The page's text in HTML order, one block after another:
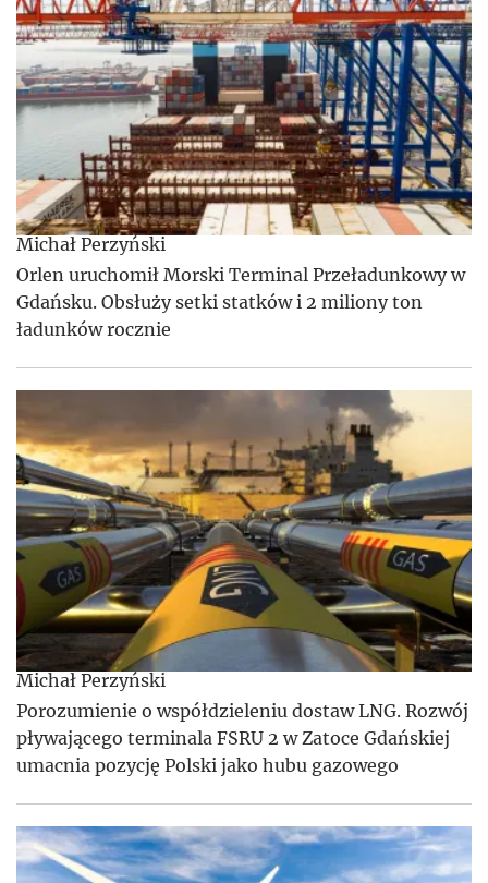
Michał Perzyński
Orlen uruchomił Morski Terminal Przeładunkowy w
Gdańsku. Obsłuży setki statków i 2 miliony ton
ładunków rocznie
Michał Perzyński
Porozumienie o współdzieleniu dostaw LNG. Rozwój
pływającego terminala FSRU 2 w Zatoce Gdańskiej
umacnia pozycję Polski jako hubu gazowego